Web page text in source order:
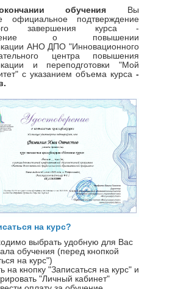
обучения Вы
официальное подтверждение
завершения курса -
о повышении
АНО ДПО "Инновационного
центра повышения
и переподготовки "Мой
с указанием объема курса -
на курс?
выбрать удобную для Вас
обучения (перед кнопкой
на курс")
на кнопку "Записаться на курс" и
"Личный кабинет"